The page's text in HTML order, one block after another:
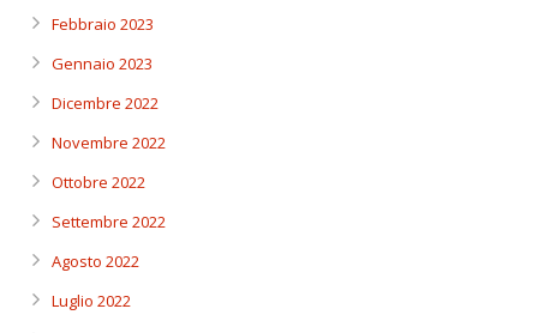
Febbraio 2023
Gennaio 2023
Dicembre 2022
Novembre 2022
Ottobre 2022
Settembre 2022
Agosto 2022
Luglio 2022